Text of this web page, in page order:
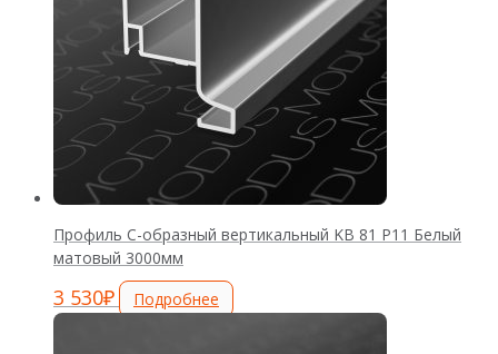
Профиль C-образный вертикальный KB 81 Р11 Белый
матовый 3000мм
3 530₽ Подробнее